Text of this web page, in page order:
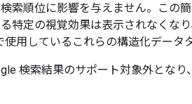
索順位に影響を与えません。この
特定の視覚効果は表示されなくな
使用しているこれらの構造化データ
検索結果のサポート対象外とな